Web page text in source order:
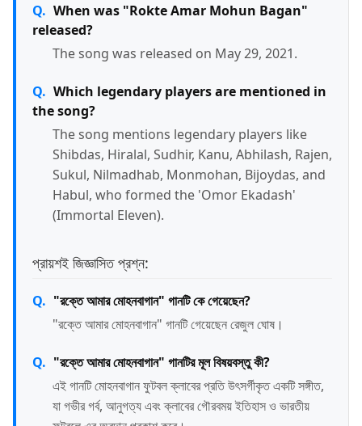
When was "Rokte Amar Mohun Bagan"
released?
The song was released on May 29, 2021.
Which legendary players are mentioned in
the song?
The song mentions legendary players like
Shibdas, Hiralal, Sudhir, Kanu, Abhilash, Rajen,
Sukul, Nilmadhab, Monmohan, Bijoydas, and
Habul, who formed the 'Omor Ekadash'
(Immortal Eleven).
প্রায়শই জিজ্ঞাসিত প্রশ্ন:
"রক্তে আমার মোহনবাগান" গানটি কে গেয়েছেন?
"রক্তে আমার মোহনবাগান" গানটি গেয়েছেন রেজুল ঘোষ।
"রক্তে আমার মোহনবাগান" গানটির মূল বিষয়বস্তু কী?
এই গানটি মোহনবাগান ফুটবল ক্লাবের প্রতি উৎসর্গীকৃত একটি সঙ্গীত,
যা গভীর গর্ব, আনুগত্য এবং ক্লাবের গৌরবময় ইতিহাস ও ভারতীয়